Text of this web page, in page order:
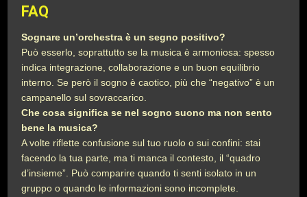
FAQ
Sognare un’orchestra è un segno positivo?
Può esserlo, soprattutto se la musica è armoniosa: spesso
indica integrazione, collaborazione e un buon equilibrio
interno. Se però il sogno è caotico, più che “negativo” è un
campanello sul sovraccarico.
Che cosa significa se nel sogno suono ma non sento
bene la musica?
A volte riflette confusione sul tuo ruolo o sui confini: stai
facendo la tua parte, ma ti manca il contesto, il “quadro
d’insieme”. Può comparire quando ti senti isolato in un
gruppo o quando le informazioni sono incomplete.